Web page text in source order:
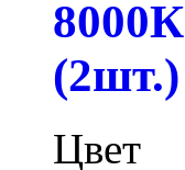
8000К
(2шт.)
Цвет